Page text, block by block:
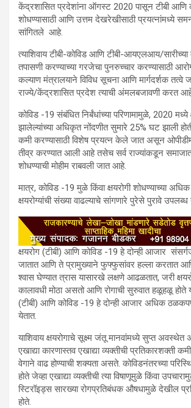
केंद्रशासित प्रदेशांना ऑगस्ट 2020 पासून टीबी आणि
शोधण्यासाठी आणि उत्तम देखरेखीसाठी प्रयत्नांमध्ये
सांगितले आहे.
त्याशिवाय टीबी-कोविड आणि टीबी-आयएलआय/सारीच्या
तपासणी करण्याच्या गरजेचा पुनरुच्चार करण्यासाठी
कल्याण मंत्रालयाने विविध सूचना आणि मार्गदर्शक तत्वे
राज्ये/केंद्रशासित प्रदेश त्याची अंमलबजावणी करत
कोविड -19 संबंधित निर्बंधांच्या परिणामामुळे, 2020 मध्ये
झालेल्यांच्या अधिकृत नोंदणीत सुमारे 25% घट झाली
कमी करण्यासाठी विशेष प्रयत्न केले जात असून
तीव्र करण्यात आली आहे तसेच सर्व राज्यांकडून
शोधण्याची मोहीम राबवली जात आहे.
मात्र, कोविड -19 मुळे किंवा क्षयरोगी शोधण्याच्या
क्षयरोग्यांची संख्या वाढल्याचे सांगणारे पुरेसे पुरावे उपलब्ध
क्षयरोग (टीबी) आणि कोविड -19 हे दोन्ही आजार
जातात आणि ते प्रामुख्याने फुफ्फुसांवर हल्ला करतात
श्वास घेण्यात त्रास यासारखे लक्षणे आढळतात, जरी
कालावधी मोठा असतो आणि रोगाची सुरुवात हळूहळू होते
(टीबी) आणि कोविड -19 हे दोन्ही आजार अधिक
येतात.
याशिवाय क्षयरोगाचे सूक्ष्म जंतू मानवांमध्ये सुप्त
एखाद्या कारणास्तव एखाद्या व्यक्तीची प्रतिकारशक्ती
वेगाने वाढ होण्याची शक्यता असते. कोविडनंतरच्या
होते जेव्हा एखाद्या व्यक्तीची त्या विषाणूमुळे किंवा
स्टिरॉइड्स सारख्या रोगप्रतिबंधक औषधामुळे देखील
होते.